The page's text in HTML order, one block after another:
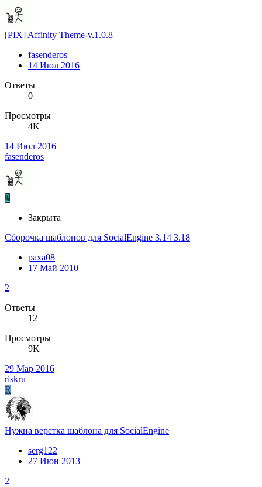
[PIX] Affinity Theme-v.1.0.8
fasenderos
14 Июл 2016
Ответы
0
Просмотры
4K
14 Июл 2016
fasenderos
P
Закрыта
Сборочка шаблонов для SocialEngine 3.14 3.18
paxa08
17 Май 2010
2
Ответы
12
Просмотры
9K
29 Мар 2016
riskru
R
Нужна верстка шаблона для SocialEngine
serg122
27 Июн 2013
2